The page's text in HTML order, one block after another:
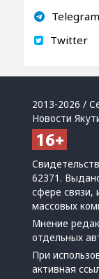
Telegram
Twitter
2013-2026 /
Новости
62371.
сфере связи,
массовых
Мнение
отдельных
При
активная